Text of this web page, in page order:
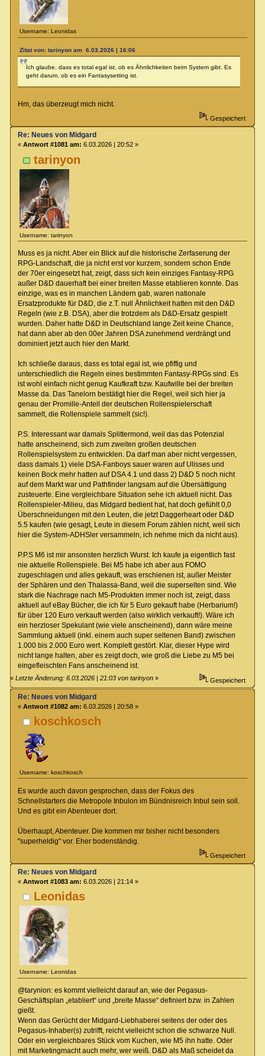
Username: Leonidas
Zitat von: tarinyon am 6.03.2026 | 16:06
Ich glaube, dass es total egal ist, ob es Ähnlichkeiten beim System gibt. Es
geht darum, ob es ein Fantasysetting ist.
Hm, das überzeugt mich nicht.
Gespeichert
tarinyon
Username: tarinyon
Re: Neues von Midgard
« Antwort #1081 am: 6.03.2026 | 20:52 »
Muss es ja nicht. Aber ein Blick auf die historische Zerfaserung der
RPG-Landschaft, die ja nicht erst vor kurzem, sondern schon Ende
der 70er eingesetzt hat, zeigt, dass sich kein einziges Fantasy-RPG
außer D&D dauerhaft bei einer breiten Masse etablieren konnte. Das
einzige, was es in manchen Ländern gab, waren nationale
Ersatzprodukte für D&D, die z.T. null Ähnlichkeit hatten mit den D&D
Regeln (wie z.B. DSA), aber die trotzdem als D&D-Ersatz gespielt
wurden. Daher hatte D&D in Deutschland lange Zeit keine Chance,
hat dann aber ab den 00er Jahren DSA zunehmend verdrängt und
dominiert jetzt auch hier den Markt.
Ich schließe daraus, dass es total egal ist, wie pfiffig und
unterschiedlich die Regeln eines bestimmten Fantasy-RPGs sind. Es
ist wohl einfach nicht genug Kaufkraft bzw. Kaufwille bei der breiten
Masse da. Das Tanelorn bestätigt hier die Regel, weil sich hier ja
genau der Promille-Anteil der deutschen Rollenspielerschaft
sammelt, die Rollenspiele sammelt (sic!).
P.S. Interessant war damals Splittermond, weil das das Potenzial
hatte anscheinend, sich zum zweiten großen deutschen
Rollenspielsystem zu entwicklen. Da darf man aber nicht vergessen,
dass damals 1) viele DSA-Fanboys sauer waren auf Ulisses und
keinen Bock mehr hatten auf DSA 4.1 und dass 2) D&D 5 noch nicht
auf dem Markt war und Pathfinder langsam auf die Übersättigung
zusteuerte. Eine vergleichbare Situation sehe ich aktuell nicht. Das
Rollenspieler-Milieu, das Midgard bedient hat, hat doch gefühlt 0,0
Überschneidungen mit den Leuten, die jetzt Daggerheart oder D&D
5.5 kaufen (wie gesagt, Leute in diesem Forum zählen nicht, weil sich
hier die System-ADHSler versammeln, ich nehme mich da nicht aus).
P.P.S M6 ist mir ansonsten herzlich Wurst. Ich kaufe ja eigentlich fast
nie aktuelle Rollenspiele. Bei M5 habe ich aber aus FOMO
zugeschlagen und alles gekauft, was erschienen ist, außer Meister
der Sphären und den Thalassa-Band, weil die superselten sind. Wie
stark die Nachrage nach M5-Produkten immer noch ist, zeigt, dass
aktuell auf eBay Bücher, die ich für 5 Euro gekauft habe (Herbarium!)
für über 120 Euro verkauft werden (also wirklich verkauft!). Wäre ich
ein herzloser Spekulant (wie viele anscheinend), dann wäre meine
Sammlung aktuell (inkl. einem auch super seltenen Band) zwischen
1.000 bis 2.000 Euro wert. Komplett gestört. Klar, dieser Hype wird
nicht lange halten, aber es zeigt doch, wie groß die Liebe zu M5 bei
eingefleischten Fans anscheinend ist.
«Letzte Änderung: 6.03.2026 | 21:03 von tarinyon » Gespeichert
koschkosch
Username: koschkosch
Re: Neues von Midgard
« Antwort #1082 am: 6.03.2026 | 20:58 »
Es wurde auch davon gesprochen, dass der Fokus des
Schnellstarters die Metropole Inbulon im Bündnisreich Inbul sein soll.
Und es gibt ein Abenteuer dort.
Überhaupt, Abenteuer. Die kommen mir bisher nicht besonders
"superheldig" vor. Eher bodenständig.
Gespeichert
Leonidas
Username: Leonidas
Re: Neues von Midgard
« Antwort #1083 am: 6.03.2026 | 21:14 »
@tarynion: es kommt vielleicht darauf an, wie der Pegasus-
Geschäftsplan „etabliert“ und „breite Masse“ definiert bzw. in Zahlen
gießt.
Wenn das Gerücht der Midgard-Liebhaberei seitens der oder des
Pegasus-Inhaber(s) zutrifft, reicht vielleicht schon die schwarze Null.
Oder ein vergleichbares Stück vom Kuchen, wie M5 ihn hatte. Oder
mit Marketingmacht auch mehr, wer weiß. D&D als Maß scheidet da